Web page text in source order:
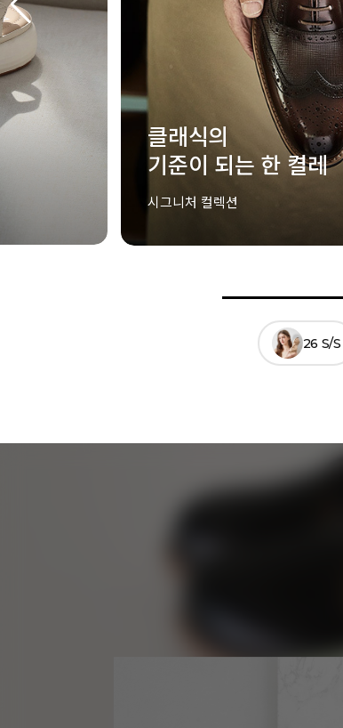
스타가 착용한 아이템
STAR'S PICK
ELCANTO X Star
26 S/S